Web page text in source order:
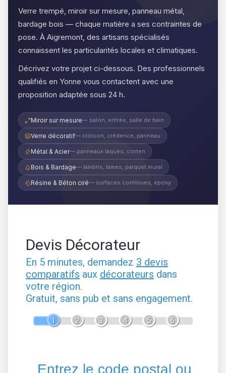
Verre trempé, miroir sur mesure, panneau métal,
bardage bois — chaque matière a ses contraintes de
pose. À Aigremont, des artisans spécialisés
connaissent les particularités locales et climatiques.
Décrivez votre projet ci-dessous. Des professionnels
qualifiés en Yonne vous contactent avec une
proposition adaptée sous 24 h.
Miroir sur mesure— salon, entrée, salle de bain
Verre décoratif— cloison, crédence, panneau
Métal & Acier— panneaux laqués, corten
Bois & Bardage— lambris, lames, parquet mural
Résine & Béton ciré— surfaces continues, époxy
Devis Décorateur
En 5 minutes, demandez 3 devis
comparatifs aux décorateurs dans
votre région.
Gratuit, sans pub et sans engagement.
1 2 3 4 5 6
Entrez le code postal ou